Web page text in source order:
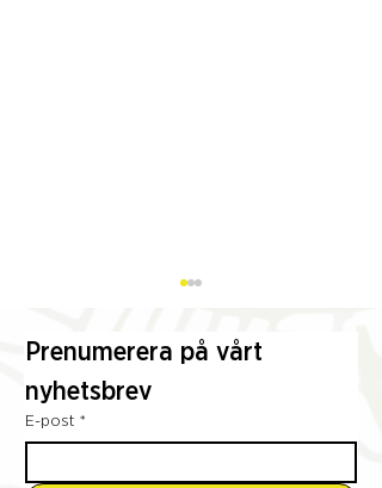
Prenumerera på vårt
nyhetsbrev
E-post *